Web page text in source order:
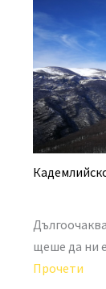
щеше да ни
Прочети